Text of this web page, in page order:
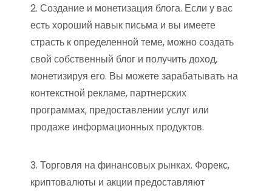
2. Создание и монетизация блога. Если у вас
есть хороший навык письма и вы имеете
страсть к определенной теме, можно создать
свой собственный блог и получить доход,
монетизируя его. Вы можете зарабатывать на
контекстной рекламе, партнерских
программах, предоставлении услуг или
продаже информационных продуктов.
3. Торговля на финансовых рынках. Форекс,
криптовалюты и акции предоставляют